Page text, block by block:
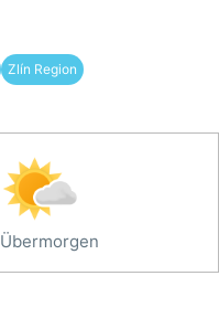
Zlín Region
Übermorgen